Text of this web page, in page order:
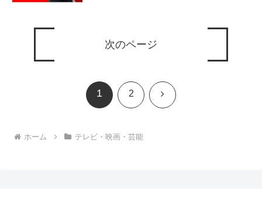
次のページ
1 2 次
ホーム テレビ・映画・芸能